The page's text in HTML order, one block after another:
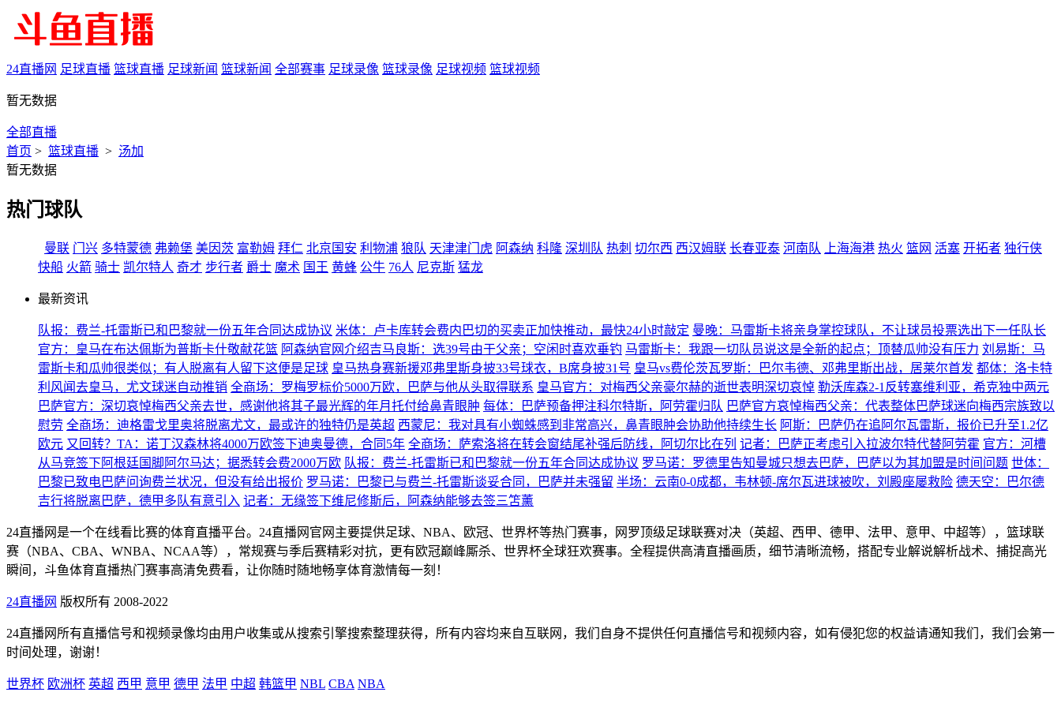
24直播网 足球直播 篮球直播 足球新闻 篮球新闻 全部赛事 足球录像 篮球录像 足球视频 篮球视频
暂无数据
全部直播
首页 > 篮球直播 > 汤加
暂无数据
热门球队
曼联 门兴 多特蒙德 弗赖堡 美因茨 富勒姆 拜仁 北京国安 利物浦 狼队 天津津门虎 阿森纳 科隆 深圳队 热刺 切尔西 西汉姆联 长春亚泰 河南队 上海海港 热火 篮网 活塞 开拓者 独行侠
快船 火箭 骑士 凯尔特人 奇才 步行者 爵士 魔术 国王 黄蜂 公牛 76人 尼克斯 猛龙
最新资讯
队报：费兰-托雷斯已和巴黎就一份五年合同达成协议 米体：卢卡库转会费内巴切的买卖正加快推动，最快24小时敲定 曼晚：马雷斯卡将亲身掌控球队，不让球员投票选出下一任队长
官方：皇马在布达佩斯为普斯卡什敬献花篮 阿森纳官网介绍吉马良斯：选39号由于父亲；空闲时喜欢垂钓 马雷斯卡：我跟一切队员说这是全新的起点；顶替瓜帅没有压力 刘易斯：马
雷斯卡和瓜帅很类似；有人脱离有人留下这便是足球 皇马热身赛新援邓弗里斯身披33号球衣，B席身披31号 皇马vs费伦茨瓦罗斯：巴尔韦德、邓弗里斯出战，居莱尔首发 都体：洛卡特
利风闻去皇马，尤文球迷自动推销 全商场：罗梅罗标价5000万欧，巴萨与他从头取得联系 皇马官方：对梅西父亲豪尔赫的逝世表明深切哀悼 勒沃库森2-1反转塞维利亚，希克独中两元
巴萨官方：深切哀悼梅西父亲去世，感谢他将其子最光辉的年月托付给鼻青眼肿 每体：巴萨预备押注科尔特斯，阿劳霍归队 巴萨官方哀悼梅西父亲：代表整体巴萨球迷向梅西宗族致以
慰劳 全商场：迪格雷戈里奥将脱离尤文，最或许的独特仍是英超 西蒙尼：我对具有小蜘蛛感到非常高兴，鼻青眼肿会协助他持续生长 阿斯：巴萨仍在追阿尔瓦雷斯，报价已升至1.2亿
欧元 又回转？TA：诺丁汉森林将4000万欧签下迪奥曼德，合同5年 全商场：萨索洛将在转会窗结尾补强后防线，阿切尔比在列 记者：巴萨正考虑引入拉波尔特代替阿劳霍 官方：河槽
从马竞签下阿根廷国脚阿尔马达；据悉转会费2000万欧 队报：费兰-托雷斯已和巴黎就一份五年合同达成协议 罗马诺：罗德里告知曼城只想去巴萨，巴萨以为其加盟是时间问题 世体：
巴黎已致电巴萨问询费兰状况，但没有给出报价 罗马诺：巴黎已与费兰-托雷斯谈妥合同，巴萨并未强留 半场：云南0-0成都，韦林顿-席尔瓦进球被吹，刘殿座屡救险 德天空：巴尔德
吉行将脱离巴萨，德甲多队有意引入 记者：无缘签下维尼修斯后，阿森纳能够去签三笘薰
24直播网是一个在线看比赛的体育直播平台。24直播网官网主要提供足球、NBA、欧冠、世界杯等热门赛事，网罗顶级足球联赛对决（英超、西甲、德甲、法甲、意甲、中超等），篮球联
赛（NBA、CBA、WNBA、NCAA等），常规赛与季后赛精彩对抗，更有欧冠巅峰厮杀、世界杯全球狂欢赛事。全程提供高清直播画质，细节清晰流畅，搭配专业解说解析战术、捕捉高光
瞬间，斗鱼体育直播热门赛事高清免费看，让你随时随地畅享体育激情每一刻！
24直播网 版权所有 2008-2022
24直播网所有直播信号和视频录像均由用户收集或从搜索引擎搜索整理获得，所有内容均来自互联网，我们自身不提供任何直播信号和视频内容，如有侵犯您的权益请通知我们，我们会第一
时间处理，谢谢！
世界杯 欧洲杯 英超 西甲 意甲 德甲 法甲 中超 韩篮甲 NBL CBA NBA